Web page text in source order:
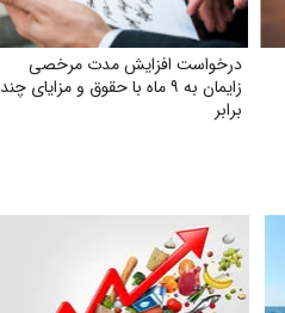
درخواست افزایش مدت مرخصی
زایمان به ۹ ماه با حقوق و مزایای چند
برابر